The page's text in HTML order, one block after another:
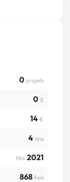
0 projets
0 %
14 €
4 ans
Mai 2021
868 fois